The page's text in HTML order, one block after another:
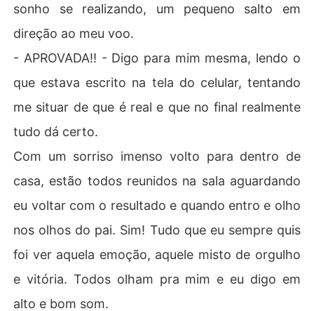
sonho se realizando, um pequeno salto em
direção ao meu voo.
- APROVADA!! - Digo para mim mesma, lendo o
que estava escrito na tela do celular, tentando
me situar de que é real e que no final realmente
tudo dá certo.
Com um sorriso imenso volto para dentro de
casa, estão todos reunidos na sala aguardando
eu voltar com o resultado e quando entro e olho
nos olhos do pai. Sim! Tudo que eu sempre quis
foi ver aquela emoção, aquele misto de orgulho
e vitória. Todos olham pra mim e eu digo em
alto e bom som.